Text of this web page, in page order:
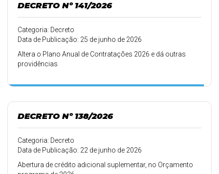
DECRETO Nº 141/2026
Categoria: Decreto
Data de Publicação: 25 de junho de 2026
Altera o Plano Anual de Contratações 2026 e dá outras
providências
DECRETO Nº 138/2026
Categoria: Decreto
Data de Publicação: 22 de junho de 2026
Abertura de crédito adicional suplementar, no Orçamento